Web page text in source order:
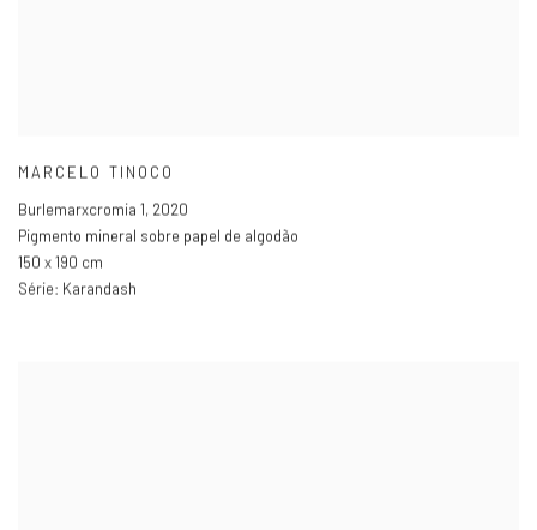
MARCELO TINOCO
Burlemarxcromia 1, 2020
Pigmento mineral sobre papel de algodão
150 x 190 cm
Série: Karandash